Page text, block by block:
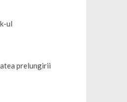
ul
prelungirii